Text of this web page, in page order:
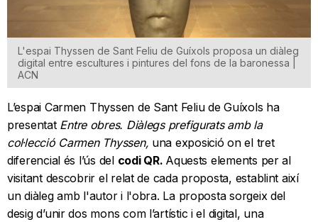
L'espai Thyssen de Sant Feliu de Guíxols proposa un diàleg
digital entre escultures i pintures del fons de la baronessa |
ACN
L’espai Carmen Thyssen de Sant Feliu de Guíxols ha
presentat Entre obres. Diàlegs prefigurats amb la
col·lecció Carmen Thyssen, una exposició on el tret
diferencial és l’ús del codi QR. Aquests elements per al
visitant descobrir el relat de cada proposta, establint així
un diàleg amb l'autor i l'obra. La proposta sorgeix del
desig d’unir dos mons com l’artístic i el digital, una